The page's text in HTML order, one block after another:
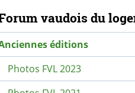
vaudois du
éditions
Photos FVL 2023